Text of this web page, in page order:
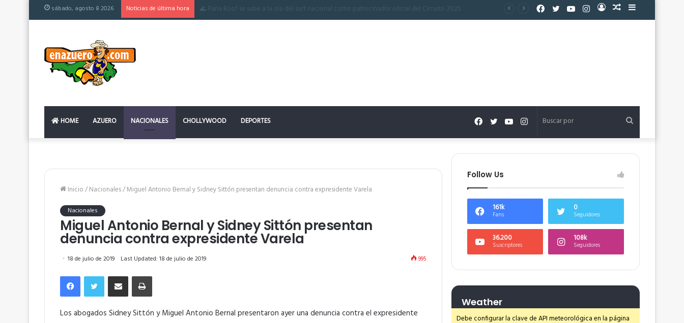
sábado, agosto 8 2026 Noticias de última hora El colchón perfecto: la clave para un descanso reparador
Barra
Publicación
Acceso
Instagram
YouTube
Twitter
Facebook
HOME AZUERO NACIONALES CHOLLYWOOD DEPORTES Buscar
por
Instagram
YouTube
Twitter
Facebook
Inicio/Nacionales/Miguel Antonio Bernal y Sidney Sittón presentan denuncia contra expresidente Varela
Nacionales
Miguel Antonio Bernal y Sidney Sittón presentan
denuncia contra expresidente Varela
18 de julio de 2019 Last Updated: 18 de julio de 2019 995
FacebookTwitter Compartir por correo electrónicoImprimir
Los abogados Sidney Sittón y Miguel Antonio Bernal presentaron ayer una denuncia contra el expresidente
Follow Us
161k
Fans
0
Seguidores
36.200
Suscriptores
108k
Seguidores
Weather
Debe configurar la clave de API meteorológica en la página